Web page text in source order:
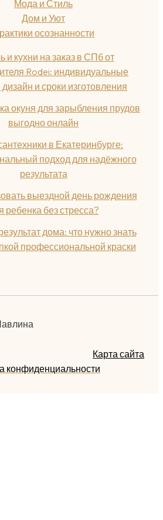
Мода и Стиль
Дом и Уют
осознанности
и кухни на заказ в СПб от
Rodei: индивидуальные
и сроки изготовления
окуня для зарыбления прудов
выгодно онлайн
в Екатеринбурге:
подход для надёжного
результата
выездной день рождения
ребенка без стресса?
дома: что нужно знать
профессиональной краски
Карта сайта
конфиденциальности